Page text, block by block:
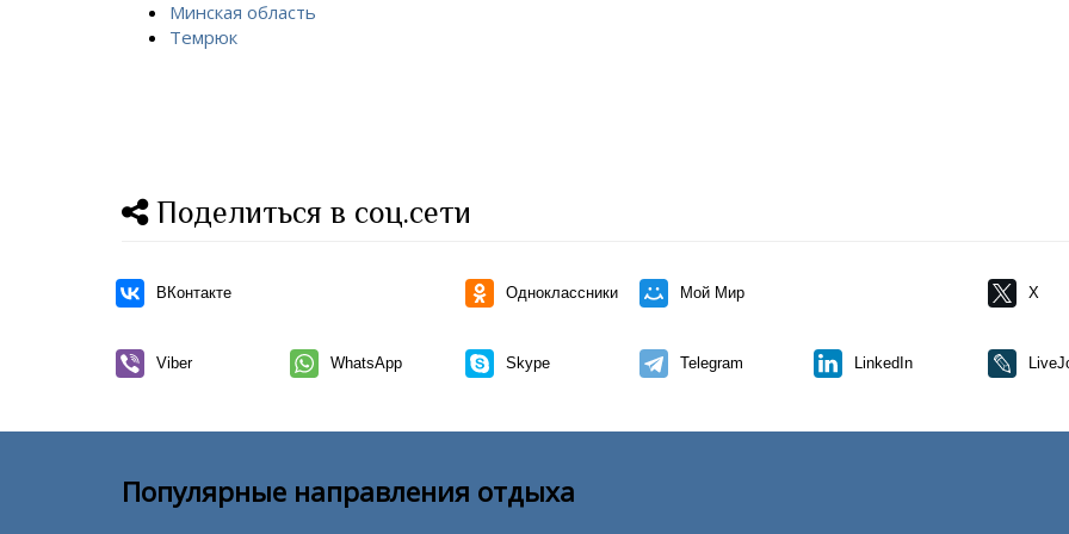
Минская область
Темрюк
Поделиться в соц.сети
ВКонтакте Одноклассники Мой Мир X
Viber WhatsApp Skype Telegram LinkedIn
Популярные направления отдыха